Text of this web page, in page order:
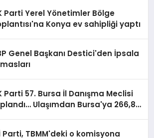
Parti Yerel Yönetimler Bölge
Konya ev sahipliği yaptı
Genel Başkanı Destici'den İpsala
Parti 57. Bursa İl Danışma Meclisi
Ulaşımdan Bursa'ya 266,8
Parti, TBMM'deki o komisyona